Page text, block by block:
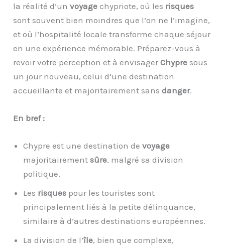
la réalité d’unvoyage chypriote, où les risques
sont souvent bien moindres que l’on ne l’imagine,
et où l’hospitalité locale transforme chaque séjour
en une expérience mémorable. Préparez-vous à
revoir votre perception et à envisagerChypre sous
un jour nouveau, celui d’une destination
accueillante et majoritairement sansdanger.
En bref :
Chypre est une destination devoyage
majoritairementsûre, malgré sa division
politique.
Les risques pour les touristes sont
principalement liés à la petite délinquance,
similaire à d’autres destinations européennes.
La division de l’île, bien que complexe,